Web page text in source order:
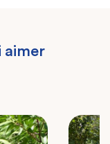
aimer